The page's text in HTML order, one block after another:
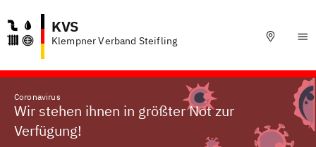
KVS
Klempner Verband Steifling
Coronavirus
Wir stehen ihnen in größter Not zur
Verfügung!